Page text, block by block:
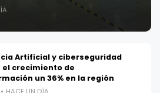
Artificial y ciberseguridad
el crecimiento de
un 36% en la región